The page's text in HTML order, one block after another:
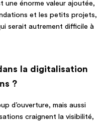
une énorme valeur ajoutée,
et les petits projets,
serait autrement difficile à
la digitalisation
?
d’ouverture, mais aussi
craignent la visibilité,